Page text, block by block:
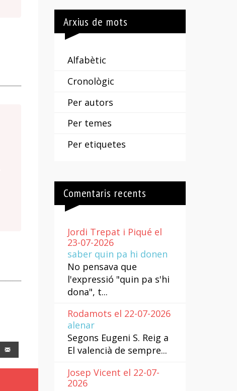
Arxius de mots
Alfabètic
Cronològic
Per autors
Per temes
Per etiquetes
Comentaris recents
Jordi Trepat i Piqué el
23-07-2026
saber quin pa hi donen
No pensava que
l'expressió "quin pa s'hi
dona", t...
Rodamots el 22-07-2026
alenar
Segons Eugeni S. Reig a
El valencià de sempre...
Josep Vicent el 22-07-
2026